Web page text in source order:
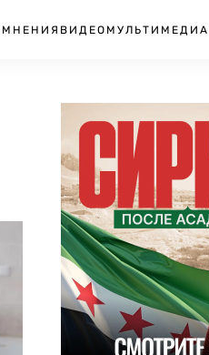
МНЕНИЯ ВИДЕО МУЛЬТИМЕДИА